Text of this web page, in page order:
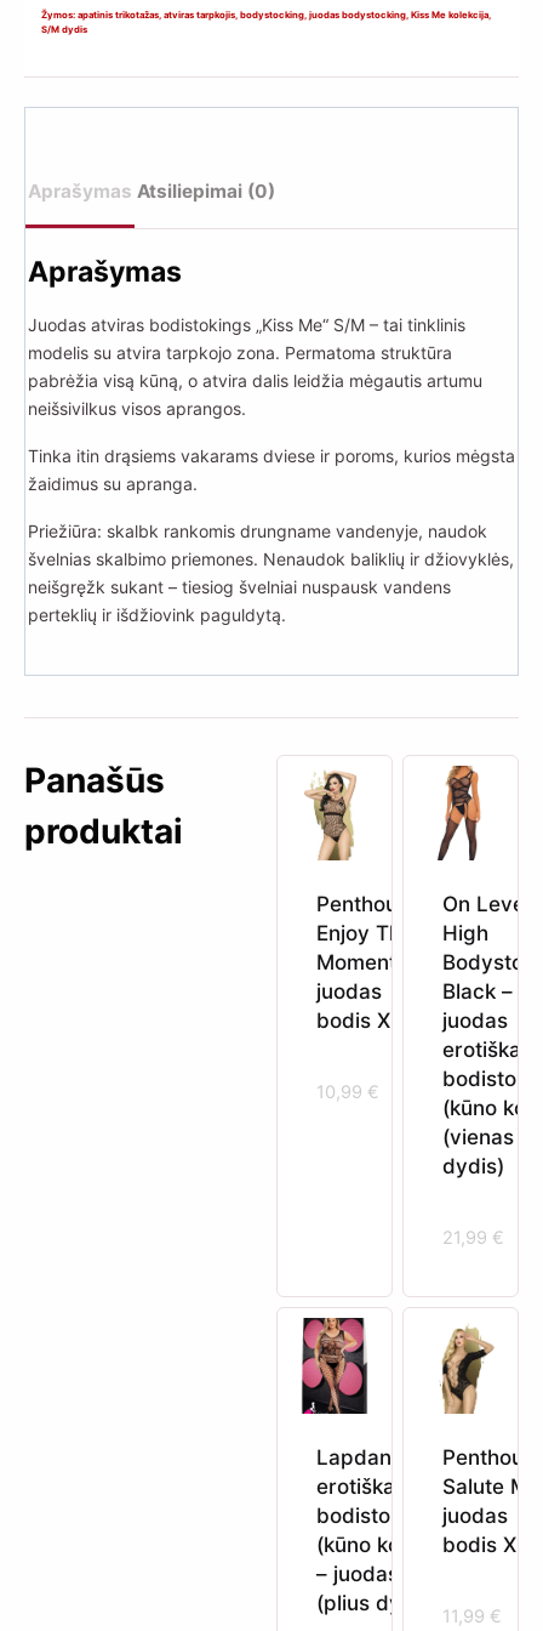
bodistokings
„Kiss
Me“
S/M
Žymos: apatinis trikotažas atviras tarpkojis bodystocking juodas bodystocking Kiss Me kolekcija
S/M dydis
Aprašymas Atsiliepimai (0)
Aprašymas
Juodas atviras bodistokings „Kiss Me“ S/M – tai tinklinis
modelis su atvira tarpkojo zona. Permatoma struktūra
pabrėžia visą kūną, o atvira dalis leidžia mėgautis artumu
neišsivilkus visos aprangos.
Tinka itin drąsiems vakarams dviese ir poroms, kurios mėgsta
žaidimus su apranga.
Priežiūra: skalbk rankomis drungname vandenyje, naudok
švelnias skalbimo priemones. Nenaudok baliklių ir džiovyklės,
neišgręžk sukant – tiesiog švelniai nuspausk vandens
perteklių ir išdžiovink paguldytą.
Panašūs
produktai
Penthouse
Enjoy The
Moment
juodas
bodis XL
10,99 €
On Level
High
Black –
juodas
erotiškas
(kūno
(vienas
dydis)
21,99 €
Lapdance –
erotiškas
bodistokingas
(kūno kojinė)
– juodas
(plius dydis)
Salute Me
juodas
bodis XL
11,99 €